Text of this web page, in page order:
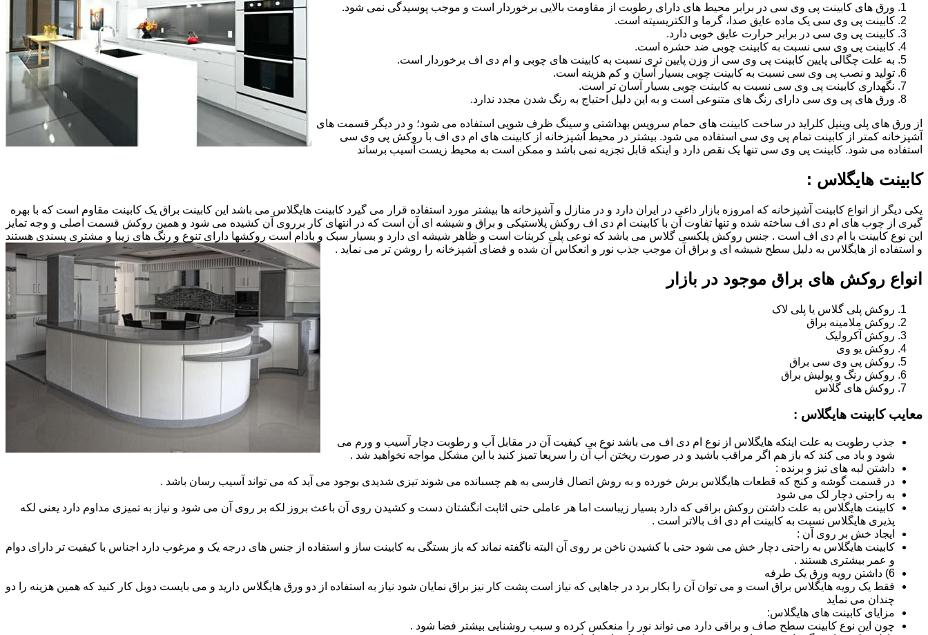
ورق های کابینت پی وی سی در برابر محیط های دارای رطوبت از مقاومت بالایی برخوردار است و موجب پوسیدگی نمی شود.
کابینت پی وی سی یک ماده عایق صدا، گرما و الکتریسیته است.
کابینت پی وی سی در برابر حرارت عایق خوبی دارد.
کابینت پی وی سی نسبت به کابینت چوبی ضد حشره است.
به علت چگالی پایین کابینت پی وی سی از وزن پایین تری نسبت به کابینت های چوبی و ام دی اف برخوردار است.
تولید و نصب پی وی سی نسبت به کابینت چوبی بسیار آسان و کم هزینه است.
نگهداری کابینت پی وی سی نسبت به کابینت چوبی بسیار آسان تر است.
ورق های پی وی سی دارای رنگ های متنوعی است و به این دلیل احتیاج به رنگ شدن مجدد ندارد.
از ورق های پلی وینیل کلراید در ساخت کابینت های حمام سرویس بهداشتی و سینگ ظرف شویی استفاده می شود؛ و در دیگر قسمت های
آشپزخانه کمتر از کابینت تمام پی وی سی استفاده می شود. بیشتر در محیط آشپزخانه از کابینت های ام دی اف با روکش پی وی سی
استفاده می شود. کابینت پی وی سی تنها یک نقص دارد و اینکه قابل تجزیه نمی باشد و ممکن است به محیط زیست آسیب برساند
کابینت هایگلاس :
یکی دیگر از انواع کابینت آشپزخانه که امروزه بازار داغی در ایران دارد و در منازل و آشپزخانه ها بیشتر مورد استفاده قرار می گیرد کابینت هایگلاس می باشد این کابینت براق یک کابینت مقاوم است که با بهره
گیری از چوب های ام دی اف ساخته شده و تنها تفاوت آن با کابینت ام دی اف روکش پلاستیکی و براق و شیشه ای آن است که در انتهای کار برروی آن کشیده می شود و همین روکش قسمت اصلی و وجه تمایز
این نوع کابینت با ام دی اف است . جنس روکش پلکسی گلاس می باشد که نوعی پلی کربنات است و ظاهر شیشه ای دارد و بسیار سبک و بادام است روکشها دارای تنوع و رنگ های زیبا و مشتری پسندی هستند
و استفاده از هایگلاس به دلیل سطح شیشه ای و براق آن موجب جذب نور و انعکاس آن شده و فضای آشپزخانه را روشن تر می نماید .
انواع روکش های براق موجود در بازار
روکش پلی گلاس یا پلی لاک
روکش ملامینه براق
روکش آکرولیک
روکش یو وی
روکش پی وی سی براق
روکش رنگ و پولیش براق
روکش های گلاس
معایب کابینت هایگلاس :
جذب رطوبت به علت اینکه هایگلاس از نوع ام دی اف می باشد نوع بی کیفیت آن در مقابل آب و رطوبت دچار آسیب و ورم می
شود و باد می کند که باز هم اگر مراقب باشید و در صورت ریختن آب آن را سریعا تمیز کنید با این مشکل مواجه نخواهید شد .
داشتن لبه های تیز و برنده :
در قسمت گوشه و کنج که قطعات هایگلاس برش خورده و به روش اتصال فارسی به هم چسبانده می شوند تیزی شدیدی بوجود می آید که می تواند آسیب رسان باشد .
به راحتی دچار لک می شود
کابینت هایگلاس به علت داشتن روکش براقی که دارد بسیار زیباست اما هر عاملی حتی اثابت انگشتان دست و کشیدن روی آن باعث بروز لکه بر روی آن می شود و نیاز به تمیزی مداوم دارد یعنی لکه
پذیری هایگلاس نسبت به کابینت ام دی اف بالاتر است .
ایجاد خش بر روی آن :
کابینت هایگلاس به راحتی دچار خش می شود حتی با کشیدن ناخن بر روی آن البته ناگفته نماند که باز بستگی به کابینت ساز و استفاده از جنس های درجه یک و مرغوب دارد اجناس با کیفیت تر دارای دوام
و عمر بیشتری هستند .
6) داشتن رویه ورق یک طرفه
فقط یک رویه هایگلاس براق است و می توان آن را بکار برد در جاهایی که نیاز است پشت کار نیز براق نمایان شود نیاز به استفاده از دو ورق هایگلاس دارید و می بایست دوبل کار کنید که همین هزینه را دو
چندان می نماید
مزایای کابینت های هایگلاس:
چون این نوع کابینت سطح صاف و براقی دارد می تواند نور را منعکس کرده و سبب روشنایی بیشتر فضا شود .